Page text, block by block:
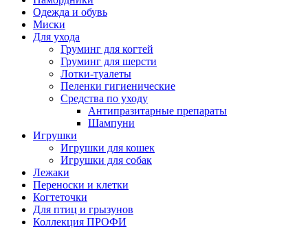
Одежда и обувь
Миски
Для ухода
Груминг для когтей
Груминг для шерсти
Лотки-туалеты
Пеленки гигиенические
Средства по уходу
Антипразитарные препараты
Шампуни
Игрушки
Игрушки для кошек
Игрушки для собак
Лежаки
Переноски и клетки
Когтеточки
Для птиц и грызунов
Коллекция ПРОФИ